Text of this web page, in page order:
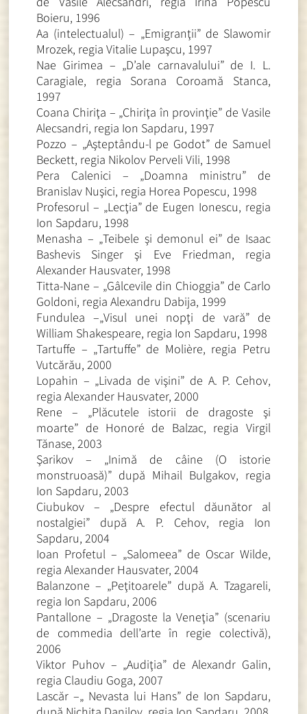
Boieru, 1996
Aa (intelectualul) – „Emigranţii” de Slawomir
Mrozek, regia Vitalie Lupaşcu, 1997
Nae Girimea – „D’ale carnavalului” de I. L.
Caragiale, regia Sorana Coroamă Stanca,
1997
Coana Chiriţa – „Chiriţa în provinţie” de Vasile
Alecsandri, regia Ion Sapdaru, 1997
Pozzo – „Aşteptându-l pe Godot” de Samuel
Beckett, regia Nikolov Perveli Vili, 1998
Pera Calenici – „Doamna ministru” de
Branislav Nuşici, regia Horea Popescu, 1998
Profesorul – „Lecţia” de Eugen Ionescu, regia
Ion Sapdaru, 1998
Menasha – „Teibele şi demonul ei” de Isaac
Bashevis Singer şi Eve Friedman, regia
Alexander Hausvater, 1998
Titta-Nane – „Gâlcevile din Chioggia” de Carlo
Goldoni, regia Alexandru Dabija, 1999
Fundulea –„Visul unei nopţi de vară” de
William Shakespeare, regia Ion Sapdaru, 1998
Tartuffe – „Tartuffe” de Molière, regia Petru
Vutcărău, 2000
Lopahin – „Livada de vişini” de A. P. Cehov,
regia Alexander Hausvater, 2000
Rene – „Plăcutele istorii de dragoste şi
moarte” de Honoré de Balzac, regia Virgil
Tănase, 2003
Şarikov – „Inimă de câine (O istorie
monstruoasă)” după Mihail Bulgakov, regia
Ion Sapdaru, 2003
Ciubukov – „Despre efectul dăunător al
nostalgiei” după A. P. Cehov, regia Ion
Sapdaru, 2004
Ioan Profetul – „Salomeea” de Oscar Wilde,
regia Alexander Hausvater, 2004
Balanzone – „Peţitoarele” după A. Tzagareli,
regia Ion Sapdaru, 2006
Pantallone – „Dragoste la Veneţia” (scenariu
de commedia dell’arte în regie colectivă),
2006
Viktor Puhov – „Audiţia” de Alexandr Galin,
regia Claudiu Goga, 2007
Lascăr –„ Nevasta lui Hans” de Ion Sapdaru,